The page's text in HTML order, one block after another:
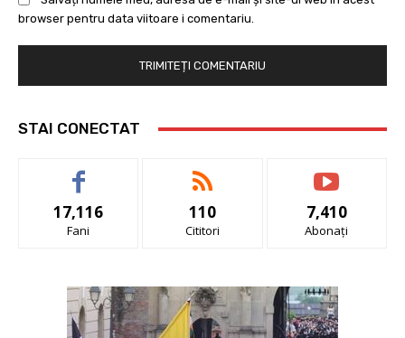
browser pentru data viitoare i comentariu.
STAI CONECTAT
17,116
Fani
110
Cititori
7,410
Abonați